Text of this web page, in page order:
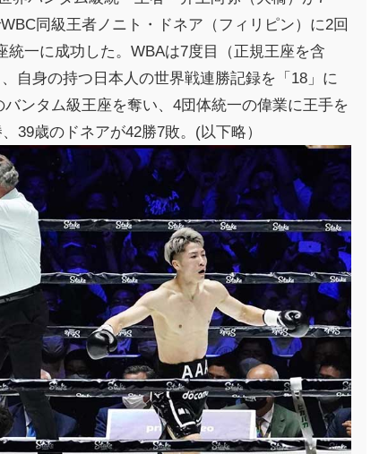
同級王者ノニト・ドネア（フィリピン）に2回
統一に成功した。WBAは7度目（正規王座を含
自身の持つ日本人の世界戦連勝記録を「18」に
ンタム級王座を奪い、4団体統一の偉業に王手を
39歳のドネアが42勝7敗。(以下略）